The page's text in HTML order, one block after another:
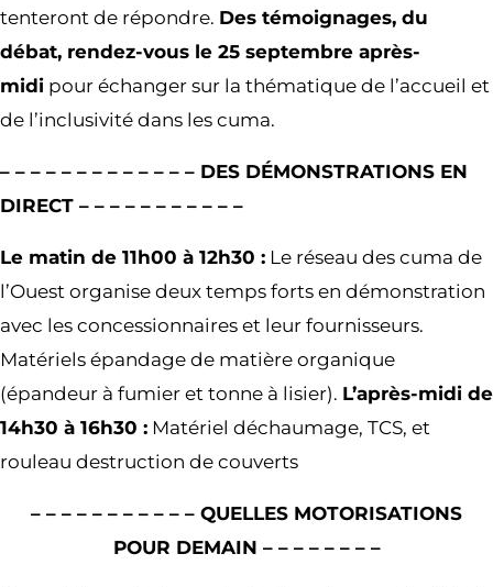
tenteront de répondre. Des témoignages, du
débat, rendez-vous le 25 septembre après-
midi pour échanger sur la thématique de l’accueil et
de l’inclusivité dans les cuma.
– – – – – – – – – – – – – DES DÉMONSTRATIONS EN
DIRECT – – – – – – – – – – –
Le matin de 11h00 à 12h30 : Le réseau des cuma de
l’Ouest organise deux temps forts en démonstration
avec les concessionnaires et leur fournisseurs.
Matériels épandage de matière organique
(épandeur à fumier et tonne à lisier). L’après-midi de
14h30 à 16h30 : Matériel déchaumage, TCS, et
rouleau destruction de couverts
– – – – – – – – – – – QUELLES MOTORISATIONS
POUR DEMAIN – – – – – – – –